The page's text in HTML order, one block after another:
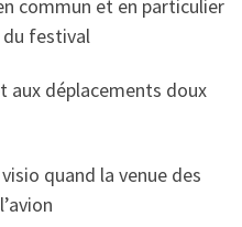
commun et en particulier
festival
déplacements doux
quand la venue des